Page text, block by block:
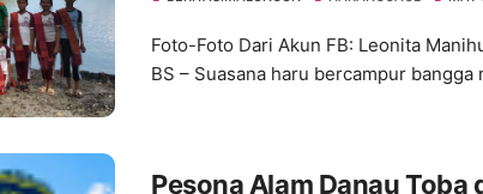
Foto-Foto Dari Akun FB: Leonita
BS – Suasana haru bercampur bangga
Pesona Alam Danau Toba